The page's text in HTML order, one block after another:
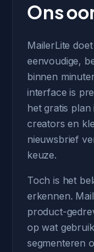
Ons
MailerLite
eenvoudige,
binnen
interface is
het gratis
creators en
nieuwsbrief
keuze.
Toch is het
erkennen.
product-
op wat
segmenteren